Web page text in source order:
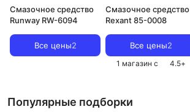
Смазочное средство
Runway RW-6094
Все цены2
Смазочное средство
Rexant 85-0008
Все цены2
1 магазин с 4.5+
Популярные подборки